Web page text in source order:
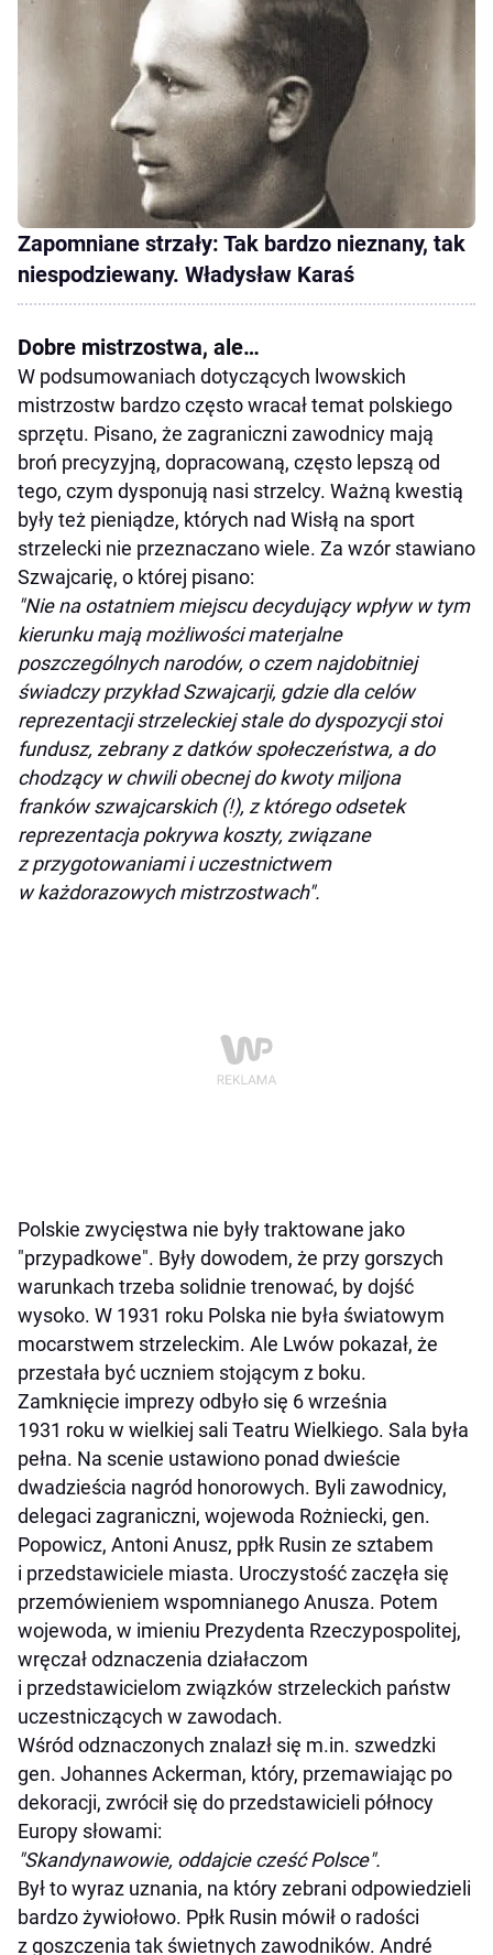
Zapomniane strzały: Tak bardzo nieznany, tak
niespodziewany. Władysław Karaś
Dobre mistrzostwa, ale…
W podsumowaniach dotyczących lwowskich
mistrzostw bardzo często wracał temat polskiego
sprzętu. Pisano, że zagraniczni zawodnicy mają
broń precyzyjną, dopracowaną, często lepszą od
tego, czym dysponują nasi strzelcy. Ważną kwestią
były też pieniądze, których nad Wisłą na sport
strzelecki nie przeznaczano wiele. Za wzór stawiano
Szwajcarię, o której pisano:
"Nie na ostatniem miejscu decydujący wpływ w tym
kierunku mają możliwości materjalne
poszczególnych narodów, o czem najdobitniej
świadczy przykład Szwajcarji, gdzie dla celów
reprezentacji strzeleckiej stale do dyspozycji stoi
fundusz, zebrany z datków społeczeństwa, a do
chodzący w chwili obecnej do kwoty miljona
franków szwajcarskich (!), z którego odsetek
reprezentacja pokrywa koszty, związane
z przygotowaniami i uczestnictwem
w każdorazowych mistrzostwach".
Polskie zwycięstwa nie były traktowane jako
"przypadkowe". Były dowodem, że przy gorszych
warunkach trzeba solidnie trenować, by dojść
wysoko. W 1931 roku Polska nie była światowym
mocarstwem strzeleckim. Ale Lwów pokazał, że
przestała być uczniem stojącym z boku.
Zamknięcie imprezy odbyło się 6 września
1931 roku w wielkiej sali Teatru Wielkiego. Sala była
pełna. Na scenie ustawiono ponad dwieście
dwadzieścia nagród honorowych. Byli zawodnicy,
delegaci zagraniczni, wojewoda Rożniecki, gen.
Popowicz, Antoni Anusz, ppłk Rusin ze sztabem
i przedstawiciele miasta. Uroczystość zaczęła się
przemówieniem wspomnianego Anusza. Potem
wojewoda, w imieniu Prezydenta Rzeczypospolitej,
wręczał odznaczenia działaczom
i przedstawicielom związków strzeleckich państw
uczestniczących w zawodach.
Wśród odznaczonych znalazł się m.in. szwedzki
gen. Johannes Ackerman, który, przemawiając po
dekoracji, zwrócił się do przedstawicieli północy
Europy słowami:
"Skandynawowie, oddajcie cześć Polsce".
Był to wyraz uznania, na który zebrani odpowiedzieli
bardzo żywiołowo. Ppłk Rusin mówił o radości
z goszczenia tak świetnych zawodników. André